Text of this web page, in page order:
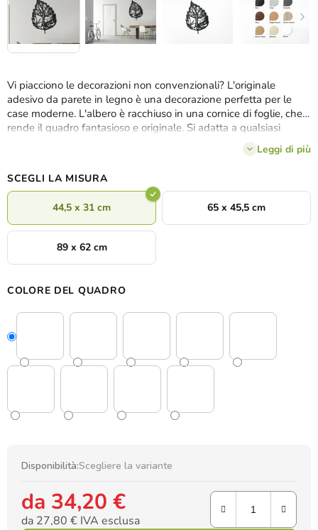
Vi piacciono le decorazioni non convenzionali? L'originale
adesivo da parete in legno è una decorazione perfetta per le
case moderne. L'albero è racchiuso in una cornice di foglie, che
rende il quadro fantasioso e originale. Si adatta a qualsiasi
Leggi di più
SCEGLI LA MISURA
44,5 x 31 cm 65 x 45,5 cm
89 x 62 cm
COLORE DEL QUADRO
Disponibilità:Scegliere la variante
da 34,20 €
da 27,80 € IVA esclusa